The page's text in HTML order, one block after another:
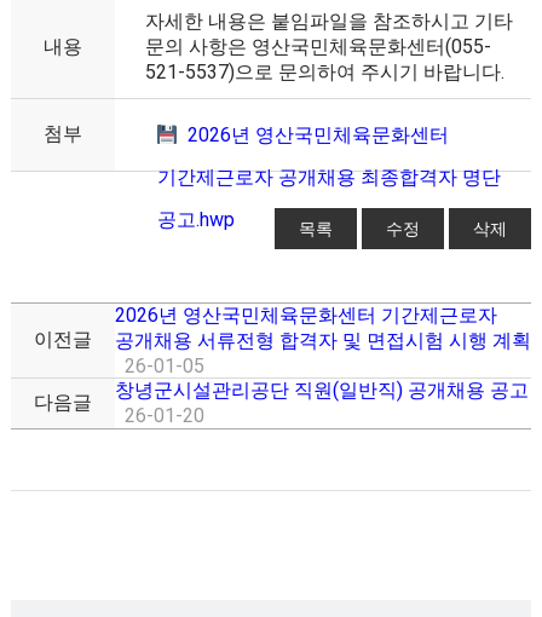
내용
자세한 내용은 붙임파일을 참조하시고 기타
문의 사항은 영산국민체육문화센터(055-
521-5537)으로 문의하여 주시기 바랍니다.
첨부
2026년 영산국민체육문화센터
기간제근로자 공개채용 최종합격자 명단
공고.hwp
목록 수정 삭제
이전글
2026년 영산국민체육문화센터 기간제근로자
공개채용 서류전형 합격자 및 면접시험 시행 계획
26-01-05
다음글
창녕군시설관리공단 직원(일반직) 공개채용 공고
26-01-20